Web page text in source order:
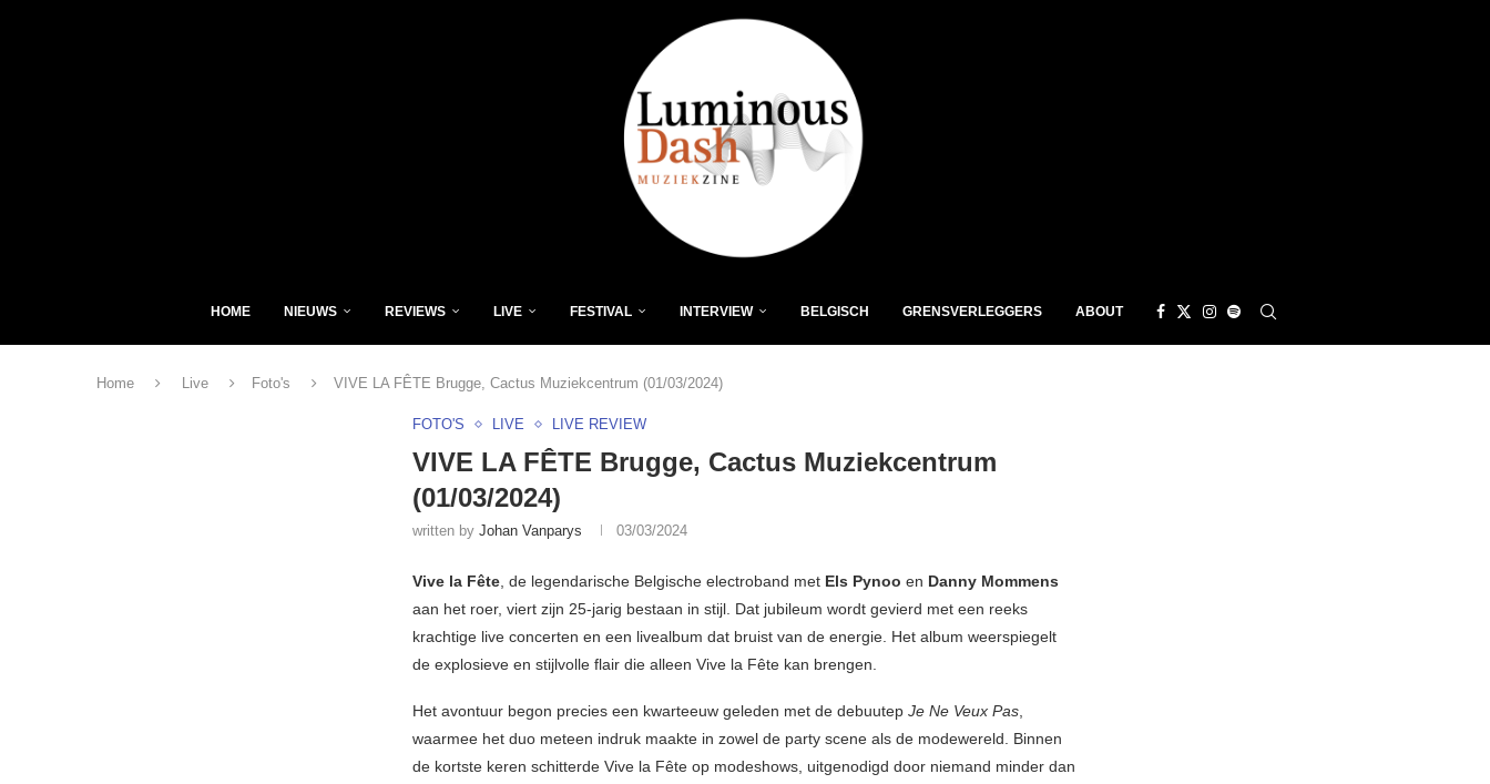
HOME NIEUWS REVIEWS LIVE FESTIVAL INTERVIEW BELGISCH GRENSVERLEGGERS ABOUT
Home Live Foto's VIVE LA FÊTE Brugge, Cactus Muziekcentrum (01/03/2024)
FOTO'S LIVE LIVE REVIEW
VIVE LA FÊTE Brugge, Cactus Muziekcentrum
(01/03/2024)
written by Johan Vanparys 03/03/2024
Vive la Fête, de legendarische Belgische electroband met Els Pynoo en Danny Mommens
aan het roer, viert zijn 25-jarig bestaan in stijl. Dat jubileum wordt gevierd met een reeks
krachtige live concerten en een livealbum dat bruist van de energie. Het album weerspiegelt
de explosieve en stijlvolle flair die alleen Vive la Fête kan brengen.
Het avontuur begon precies een kwarteeuw geleden met de debuutep Je Ne Veux Pas,
waarmee het duo meteen indruk maakte in zowel de party scene als de modewereld. Binnen
de kortste keren schitterde Vive la Fête op modeshows, uitgenodigd door niemand minder dan